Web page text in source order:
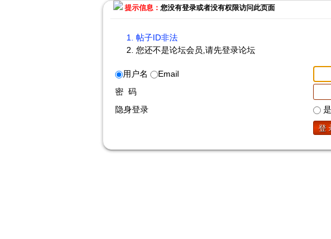
提示信息： 您没有登录或者没有权限访问此页面
帖子ID非法
您还不是论坛会员,请先登录论坛
用户名
Email
密 码
隐身登录